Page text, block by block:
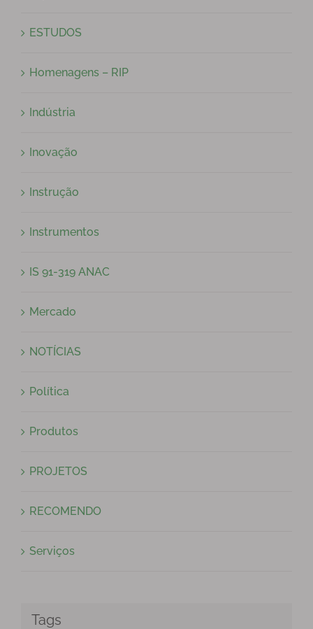
ESTUDOS
Homenagens – RIP
Indústria
Inovação
Instrução
Instrumentos
IS 91-319 ANAC
Mercado
NOTÍCIAS
Política
Produtos
PROJETOS
RECOMENDO
Serviços
Tags